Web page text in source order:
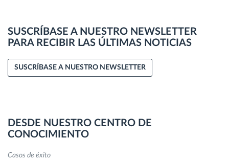
SUSCRÍBASE A NUESTRO NEWSLETTER
PARA RECIBIR LAS ÚLTIMAS NOTICIAS
SUSCRÍBASE A NUESTRO NEWSLETTER
DESDE NUESTRO CENTRO DE
CONOCIMIENTO
Casos de éxito